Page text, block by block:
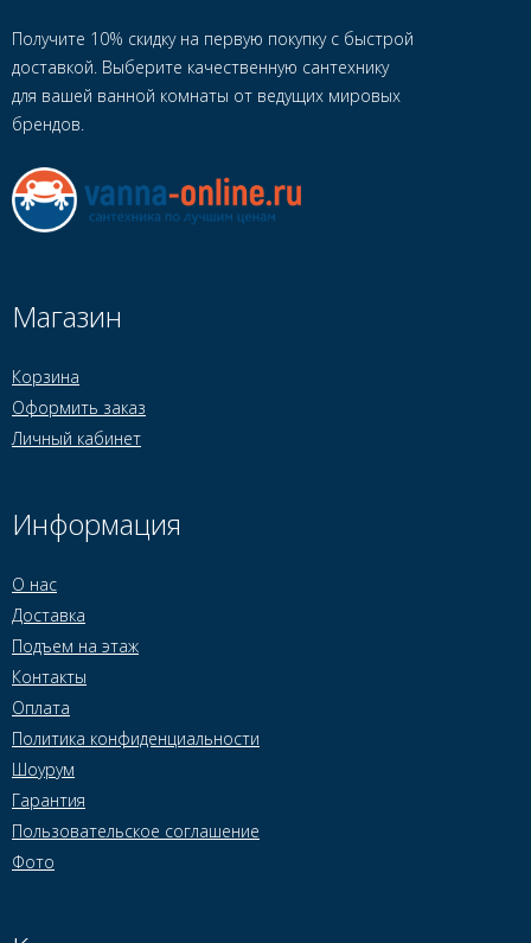
Получите 10% скидку на первую покупку с быстрой
доставкой. Выберите качественную сантехнику
для вашей ванной комнаты от ведущих мировых
брендов.
Магазин
Корзина
Оформить заказ
Личный кабинет
Информация
О нас
Доставка
Подъем на этаж
Контакты
Оплата
Политика конфиденциальности
Шоурум
Гарантия
Пользовательское соглашение
Фото